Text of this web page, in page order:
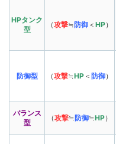
HPタンク
型
（攻撃≒防御 ＜ HP）
防御型 （攻撃≒HP ＜ 防御）
バランス
型
（攻撃≒防御≒HP）